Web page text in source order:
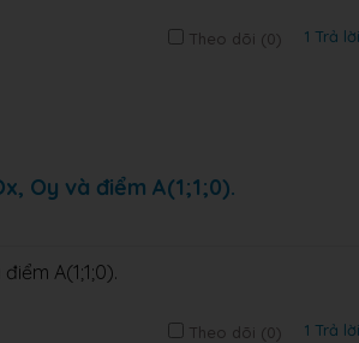
Theo dõi (0) 1 Trả lời
Oy và điểm A(1;1;0).
A(1;1;0).
Theo dõi (0) 1 Trả lời